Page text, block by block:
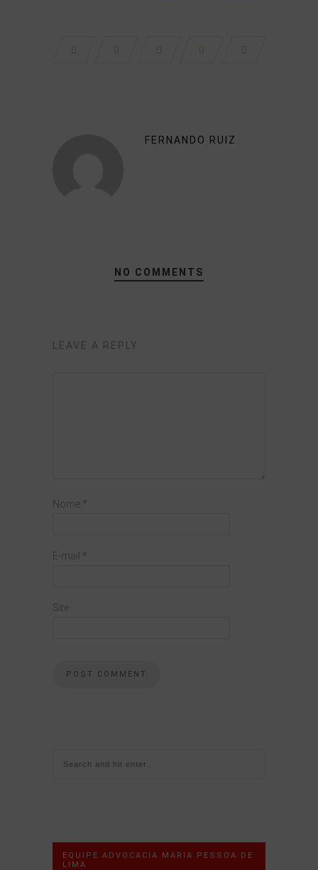
FERNANDO RUIZ
NO COMMENTS
LEAVE A REPLY
Nome *
E-mail *
Site
EQUIPE ADVOCACIA MARIA PESSOA DE
LIMA